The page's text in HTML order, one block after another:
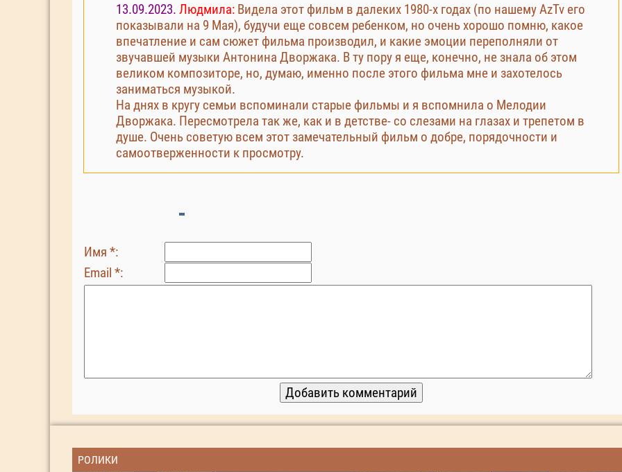
13.09.2023. Людмила: Видела этот фильм в далеких 1980-х годах (по нашему AzTv его
показывали на 9 Мая), будучи еще совсем ребенком, но очень хорошо помню, какое
впечатление и сам сюжет фильма производил, и какие эмоции переполняли от
звучавшей музыки Антонина Дворжака. В ту пору я еще, конечно, не знала об этом
великом композиторе, но, думаю, именно после этого фильма мне и захотелось
заниматься музыкой.
На днях в кругу семьи вспоминали старые фильмы и я вспомнила о Мелодии
Дворжака. Пересмотрела так же, как и в детстве- со слезами на глазах и трепетом в
душе. Очень советую всем этот замечательный фильм о добре, порядочности и
самоотверженности к просмотру.
Имя *:
Email *:
РОЛИКИ